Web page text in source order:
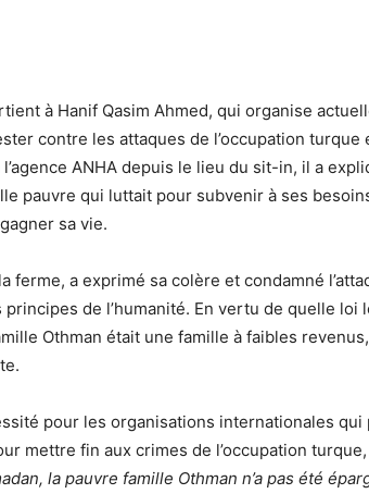
à Hanif Qasim Ahmed, qui organise
contre les attaques de l’occupation turque
ANHA depuis le lieu du sit-in, il a
pauvre qui luttait pour subvenir à ses
sa vie.
a exprimé sa colère et condamné
de l’humanité. En vertu de quelle loi
Othman était une famille à faibles
pour les organisations internationales
mettre fin aux crimes de l’occupation
la pauvre famille Othman n’a pas été